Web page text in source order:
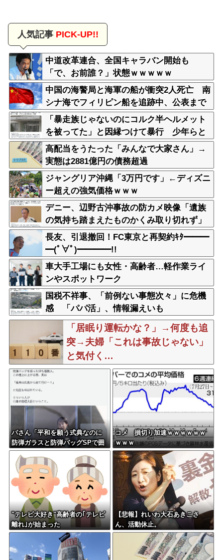
人気記事PICK-UP!!
中道改革連合、全国キャラバン開始も
「で、お前誰？」状態ｗｗｗｗｗ
中国の海警局と海軍の船が衝突2人死亡 南
シナ海でフィリピン船を追跡中、公表まで
に1年
「暴走族じゃないのにコルク半ヘルメット
を被ってた」と因縁つけて暴行 少年らと
父親(37)逮捕
高配当をうたった「みんなで大家さん」→
実態は2881億円の債務超過
ジャングリア沖縄「3万円です」←ディズニ
ー超えの強気価格ｗｗｗ
デニー、辺野古沖事故の防カメ映像「遺族
の気持ち踏まえたものかくみ取り切れず」
長友、引退撤回！FC東京と再契約ｷﾀ━━━
━(ﾟ∀ﾟ)━━━━!!
車大手工場にも女性・高齢者…軽作業ライ
ンやスポットワーク
国税不祥事、「前例ない事態次々」に危機
感 「パパ活」、情報漏えいも
「居眠り運転かな？」→何度も追
突→夫婦「これは事故じゃない」
と気付く…
パさん「平和を願う式典なのに
防弾ガラスと防弾バッグSPで囲
まれた壇上でスピーチする人が
総理大臣」
コメ 損切り加速ｗｗｗｗｗｗ
ｗｗｗ
"テレビ大好き"高齢者の｢テレビ
離れ｣が始まった
【悲報】れいわ大石あきこさ
ん、活動休止。